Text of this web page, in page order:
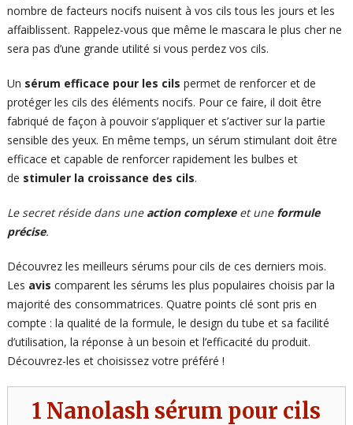
nombre de facteurs nocifs nuisent à vos cils tous les jours et les
affaiblissent. Rappelez-vous que même le mascara le plus cher ne
sera pas d’une grande utilité si vous perdez vos cils.
Un sérum efficace pour les cils permet de renforcer et de
protéger les cils des éléments nocifs. Pour ce faire, il doit être
fabriqué de façon à pouvoir s’appliquer et s’activer sur la partie
sensible des yeux. En même temps, un sérum stimulant doit être
efficace et capable de renforcer rapidement les bulbes et
de stimuler la croissance des cils.
Le secret réside dans une action complexeet une formule
précise.
Découvrez les meilleurs sérums pour cils de ces derniers mois.
Les avis comparent les sérums les plus populaires choisis par la
majorité des consommatrices. Quatre points clé sont pris en
compte : la qualité de la formule, le design du tube et sa facilité
d’utilisation, la réponse à un besoin et l’efficacité du produit.
Découvrez-les et choisissez votre préféré !
1 Nanolash sérum pour cils